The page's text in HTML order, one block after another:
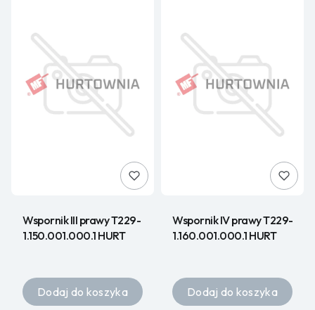
Wspornik III prawy T229-
1.150.001.000.1 HURT
Dodaj do koszyka
Wspornik IV prawy T229-
1.160.001.000.1 HURT
Dodaj do koszyka